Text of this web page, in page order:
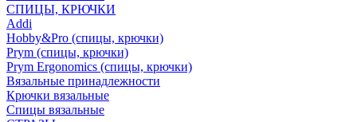
СПИЦЫ, КРЮЧКИ
Addi
Hobby&Pro (спицы, крючки)
Prym (спицы, крючки)
Prym Ergonomics (спицы, крючки)
Вязальные принадлежности
Крючки вязальные
Спицы вязальные